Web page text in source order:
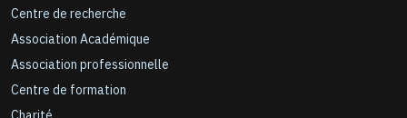
Centre de recherche
Association Académique
Association professionnelle
Centre de formation